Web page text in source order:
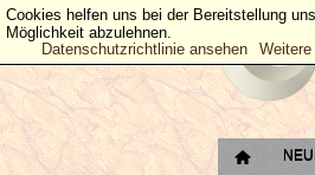
Cookies helfen uns bei der Bereitstellung
Möglichkeit abzulehnen.
Datenschutzrichtlinie ansehen